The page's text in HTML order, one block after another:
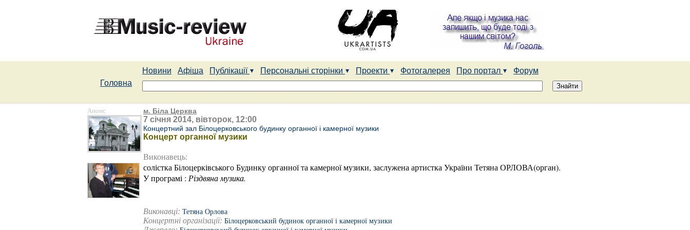
Новини Афіша Публікації Персональні сторінки Проекти Фотогалерея Про портал
Форум
Головна
Анонс м. Біла Церква
7 січня 2014, вівторок, 12:00
Концертний зал Білоцерковського будинку органної і камерної музики
Концерт органної музики
Виконавець:
солістка Білоцерківського Будинку органної та камерної музики, заслужена артистка України Тетяна ОРЛОВА(орган).
У програмі : Різдвяна музика.
Виконавці: Тетяна Орлова
Концертні організації: Білоцерковський будинок органної і камерної музики